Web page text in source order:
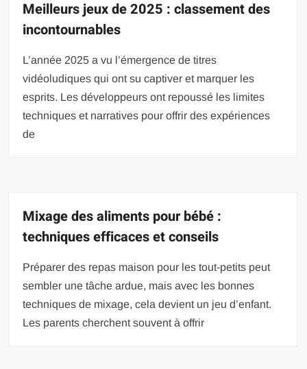
Meilleurs jeux de 2025 : classement des
incontournables
L’année 2025 a vu l’émergence de titres
vidéoludiques qui ont su captiver et marquer les
esprits. Les développeurs ont repoussé les limites
techniques et narratives pour offrir des expériences
de
Mixage des aliments pour bébé :
techniques efficaces et conseils
Préparer des repas maison pour les tout-petits peut
sembler une tâche ardue, mais avec les bonnes
techniques de mixage, cela devient un jeu d’enfant.
Les parents cherchent souvent à offrir